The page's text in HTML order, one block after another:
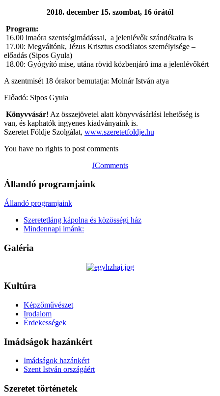
2018. december 15. szombat, 16 órától
Program:
16.00 imaóra szentségimádással, a jelenlévők szándékaira is
17.00: Megváltónk, Jézus Krisztus csodálatos személyisége –
előadás (Sipos Gyula)
18.00: Gyógyító mise, utána rövid közbenjáró ima a jelenlévőkért
A szentmisét 18 órakor bemutatja: Molnár István atya
Előadó: Sipos Gyula
Könyvvásár! Az összejövetel alatt könyvvásárlási lehetőség is
van, és kaphatók ingyenes kiadványaink is.
Szeretet Földje Szolgálat, www.szeretetfoldje.hu
You have no rights to post comments
JComments
Állandó programjaink
Állandó programjaink
Szeretetláng kápolna és közösségi ház
Mindennapi imánk:
Galéria
Kultúra
Képzőművészet
Irodalom
Érdekességek
Imádságok hazánkért
Imádságok hazánkért
Szent István országáért
Szeretet történetek